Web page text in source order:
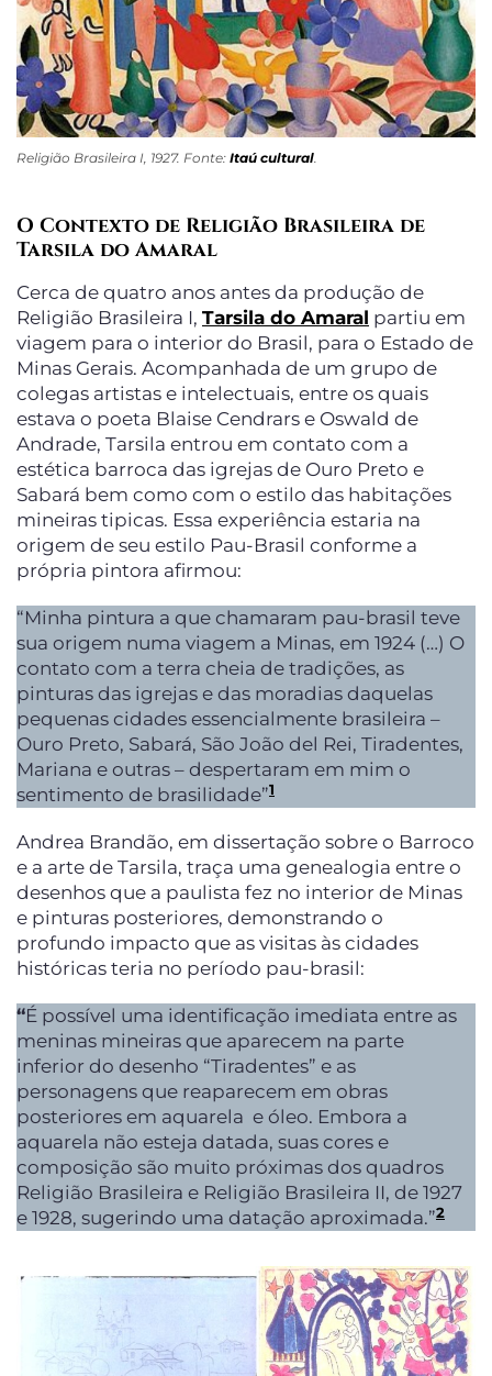
Religião Brasileira I, 1927. Fonte: Itaú cultural.
O Contexto de Religião Brasileira de
Tarsila do Amaral
Cerca de quatro anos antes da produção de
Religião Brasileira I, Tarsila do Amaral partiu em
viagem para o interior do Brasil, para o Estado de
Minas Gerais. Acompanhada de um grupo de
colegas artistas e intelectuais, entre os quais
estava o poeta Blaise Cendrars e Oswald de
Andrade, Tarsila entrou em contato com a
estética barroca das igrejas de Ouro Preto e
Sabará bem como com o estilo das habitações
mineiras tipicas. Essa experiência estaria na
origem de seu estilo Pau-Brasil conforme a
própria pintora afirmou:
“Minha pintura a que chamaram pau-brasil teve
sua origem numa viagem a Minas, em 1924 (…) O
contato com a terra cheia de tradições, as
pinturas das igrejas e das moradias daquelas
pequenas cidades essencialmente brasileira –
Ouro Preto, Sabará, São João del Rei, Tiradentes,
Mariana e outras – despertaram em mim o
sentimento de brasilidade”1
Andrea Brandão, em dissertação sobre o Barroco
e a arte de Tarsila, traça uma genealogia entre o
desenhos que a paulista fez no interior de Minas
e pinturas posteriores, demonstrando o
profundo impacto que as visitas às cidades
históricas teria no período pau-brasil:
“É possível uma identificação imediata entre as
meninas mineiras que aparecem na parte
inferior do desenho “Tiradentes” e as
personagens que reaparecem em obras
posteriores em aquarela e óleo. Embora a
aquarela não esteja datada, suas cores e
composição são muito próximas dos quadros
Religião Brasileira e Religião Brasileira II, de 1927
e 1928, sugerindo uma datação aproximada.”2